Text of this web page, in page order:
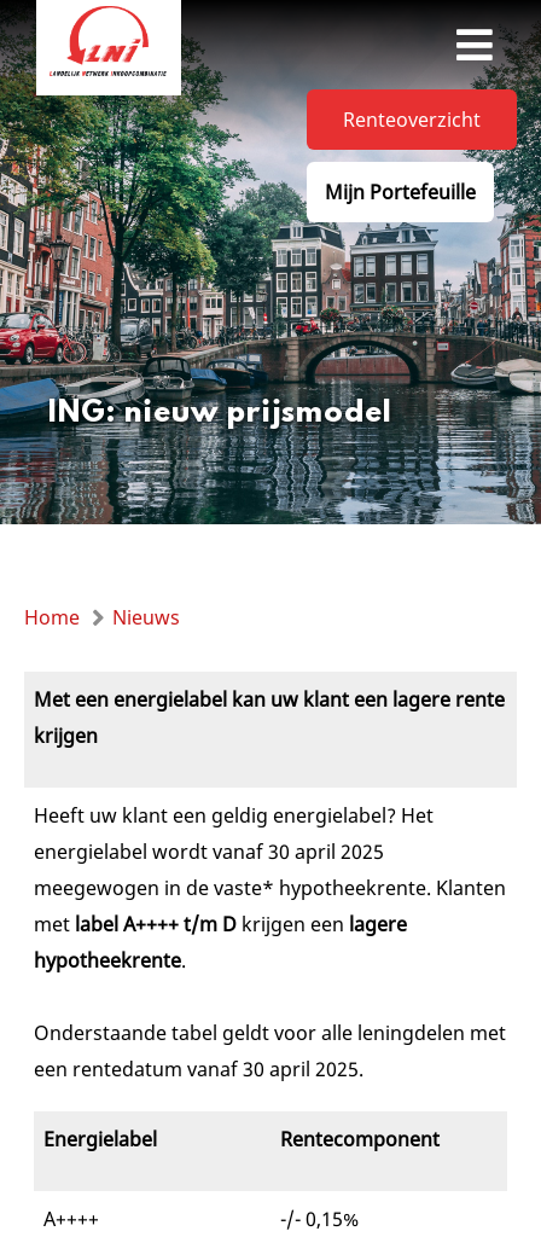
Mijn Portefeuille
Renteoverzicht
ING: nieuw prijsmodel
Home Nieuws
Met een energielabel kan uw klant een lagere rente
krijgen
Heeft uw klant een geldig energielabel? Het
energielabel wordt vanaf 30 april 2025
meegewogen in de vaste* hypotheekrente. Klanten
met label A++++ t/m D krijgen een lagere
hypotheekrente.
Onderstaande tabel geldt voor alle leningdelen met
een rentedatum vanaf 30 april 2025.
Energielabel Rentecomponent
A++++ -/- 0,15%